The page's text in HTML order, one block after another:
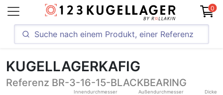
0
KUGELLAGERKAFIG
Referenz BR-3-16-15-BLACKBEARING
Innendurchmesser Außendurchmesser Dicke